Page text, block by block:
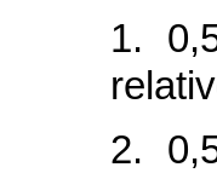
1.
2.